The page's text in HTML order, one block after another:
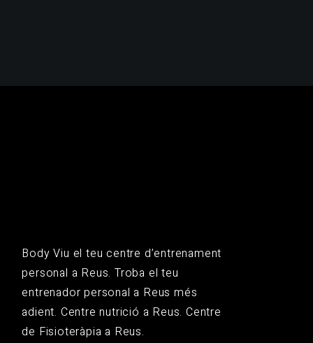
Body Viu el teu centre d’entrenament
personal a Reus. Troba el teu
entrenador personal a Reus més
adient. Centre nutrició a Reus. Centre
de Fisioteràpia a Reus.